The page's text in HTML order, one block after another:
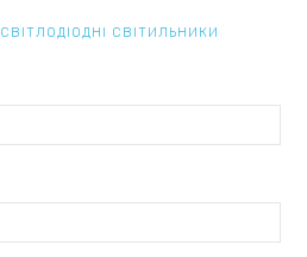
СВІТЛОДІОДНІ СВІТИЛЬНИКИ